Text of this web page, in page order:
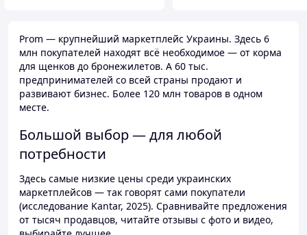
Prom — крупнейший маркетплейс Украины. Здесь 6
млн покупателей находят всё необходимое — от корма
для щенков до бронежилетов. А 60 тыс.
предпринимателей со всей страны продают и
развивают бизнес. Более 120 млн товаров в одном
месте.
Большой выбор — для любой
потребности
Здесь самые низкие цены среди украинских
маркетплейсов — так говорят сами покупатели
(исследование Kantar, 2025). Сравнивайте предложения
от тысяч продавцов, читайте отзывы с фото и видео,